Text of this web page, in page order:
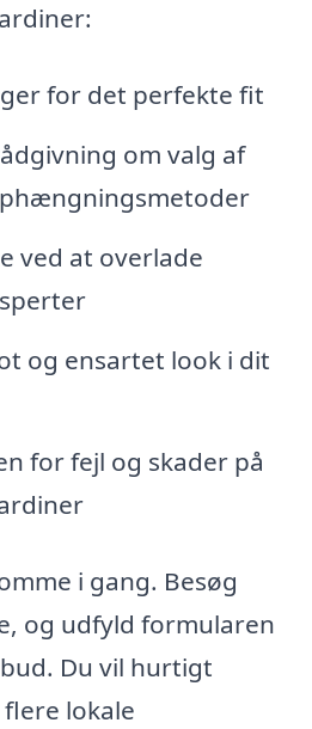
for det perfekte fit
om valg af
ved at overlade
og ensartet look i dit
for fejl og skader på
i gang. Besøg
og udfyld formularen
Du vil hurtigt
lokale